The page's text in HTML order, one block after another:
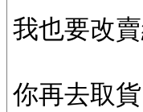
我也要改賣
你再去取